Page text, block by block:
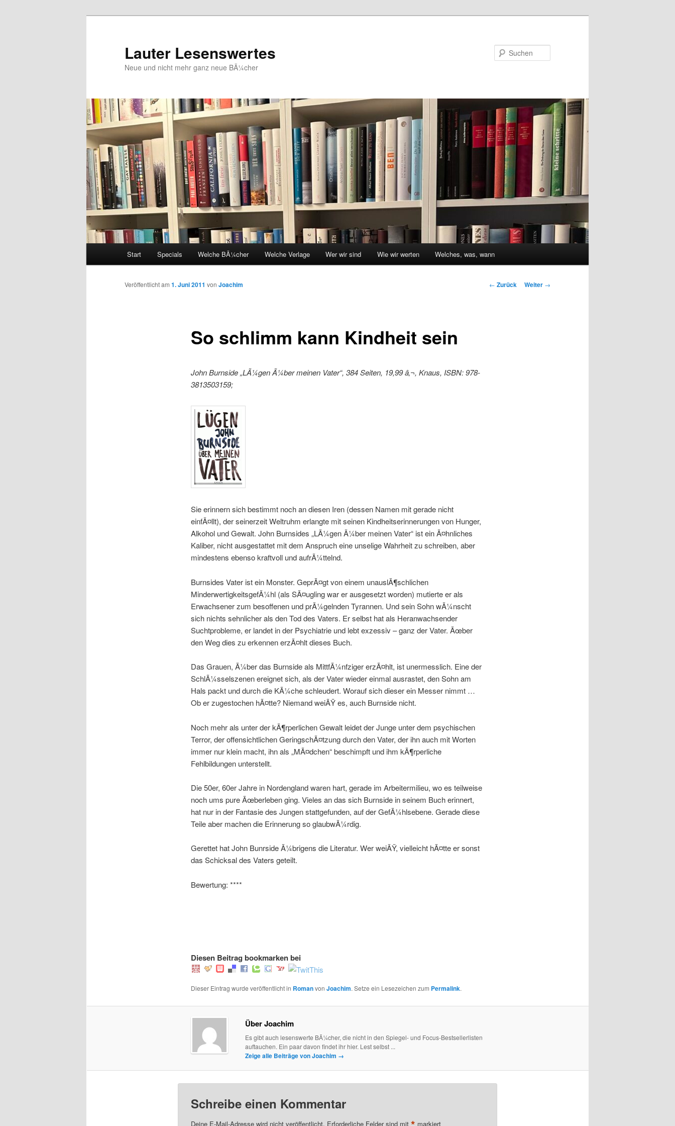
Lauter Lesenswertes
Neue und nicht mehr ganz neue BÃ¼cher
Start Specials Welche BÃ¼cher Welche Verlage Wer wir sind Wie wir werten Welches, was, wann
Beitrags-
← Zurück Weiter →
So schlimm kann Kindheit sein
Veröffentlicht am 1. Juni 2011 von Joachim
John Burnside „LÃ¼gen Ã¼ber meinen Vater“, 384 Seiten, 19,99 â‚¬, Knaus, ISBN: 978-
3813503159;
Sie erinnern sich bestimmt noch an diesen Iren (dessen Namen mit gerade nicht
einfÃ¤llt), der seinerzeit Weltruhm erlangte mit seinen Kindheitserinnerungen von Hunger,
Alkohol und Gewalt. John Burnsides „LÃ¼gen Ã¼ber meinen Vater“ ist ein Ã¤hnliches
Kaliber, nicht ausgestattet mit dem Anspruch eine unselige Wahrheit zu schreiben, aber
mindestens ebenso kraftvoll und aufrÃ¼ttelnd.
Burnsides Vater ist ein Monster. GeprÃ¤gt von einem unauslÃ¶schlichen
MinderwertigkeitsgefÃ¼hl (als SÃ¤ugling war er ausgesetzt worden) mutierte er als
Erwachsener zum besoffenen und prÃ¼gelnden Tyrannen. Und sein Sohn wÃ¼nscht
sich nichts sehnlicher als den Tod des Vaters. Er selbst hat als Heranwachsender
Suchtprobleme, er landet in der Psychiatrie und lebt exzessiv – ganz der Vater. Ãœber
den Weg dies zu erkennen erzÃ¤hlt dieses Buch.
Das Grauen, Ã¼ber das Burnside als MittfÃ¼nfziger erzÃ¤hlt, ist unermesslich. Eine der
SchlÃ¼sselszenen ereignet sich, als der Vater wieder einmal ausrastet, den Sohn am
Hals packt und durch die KÃ¼che schleudert. Worauf sich dieser ein Messer nimmt …
Ob er zugestochen hÃ¤tte? Niemand weiÃŸ es, auch Burnside nicht.
Noch mehr als unter der kÃ¶rperlichen Gewalt leidet der Junge unter dem psychischen
Terror, der offensichtlichen GeringschÃ¤tzung durch den Vater, der ihn auch mit Worten
immer nur klein macht, ihn als „MÃ¤dchen“ beschimpft und ihm kÃ¶rperliche
Fehlbildungen unterstellt.
Die 50er, 60er Jahre in Nordengland waren hart, gerade im Arbeitermilieu, wo es teilweise
noch ums pure Ãœberleben ging. Vieles an das sich Burnside in seinem Buch erinnert,
hat nur in der Fantasie des Jungen stattgefunden, auf der GefÃ¼hlsebene. Gerade diese
Teile aber machen die Erinnerung so glaubwÃ¼rdig.
Gerettet hat John Bunrside Ã¼brigens die Literatur. Wer weiÃŸ, vielleicht hÃ¤tte er sonst
das Schicksal des Vaters geteilt.
Bewertung: ****
Diesen Beitrag bookmarken bei
Dieser Eintrag wurde veröffentlicht in Romanvon Joachim. Setze ein Lesezeichen zum Permalink.
Über Joachim
Es gibt auch lesenswerte BÃ¼cher, die nicht in den Spiegel- und Focus-Bestsellerlisten
auftauchen. Ein paar davon findet ihr hier. Lest selbst ...
Zeige alle Beiträge von Joachim →
Schreibe einen Kommentar
Deine E-Mail-Adresse wird nicht veröffentlicht. Erforderliche Felder sind mit markiert